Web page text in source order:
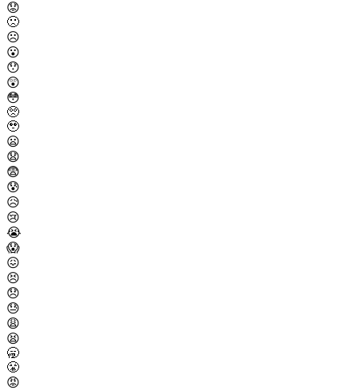
😟
🙁
☹️
😮
😯
😲
😳
🥺
🥹
😦
😧
😨
😰
😥
😢
😭
😱
😖
😣
😞
😓
😩
😫
🥱
😤
😡